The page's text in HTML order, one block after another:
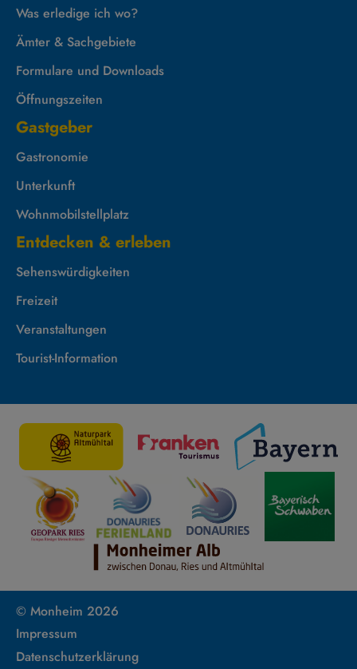
Was erledige ich wo?
Ämter & Sachgebiete
Formulare und Downloads
Öffnungszeiten
Gastgeber
Gastronomie
Unterkunft
Wohnmobilstellplatz
Entdecken & erleben
Sehenswürdigkeiten
Freizeit
Veranstaltungen
Tourist-Information
© Monheim 2026
Impressum
Datenschutzerklärung